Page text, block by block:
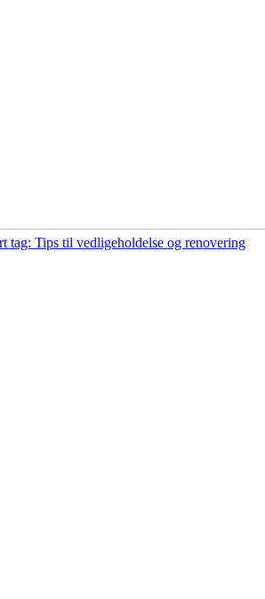
tag: Tips til vedligeholdelse og renovering